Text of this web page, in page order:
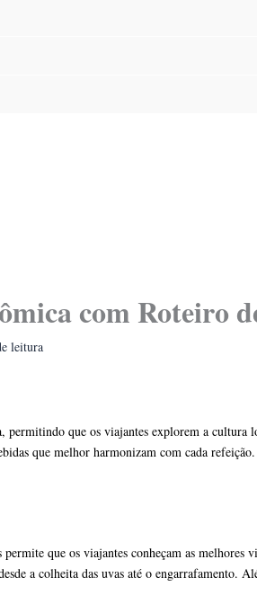
com Roteiro
leitura
que os viajantes explorem a
que melhor harmonizam com cada
que os viajantes conheçam as
a colheita das uvas até o